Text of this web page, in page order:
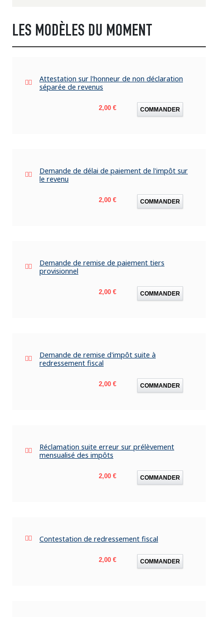
LES MODÈLES DU MOMENT
Attestation sur l'honneur de non déclaration
séparée de revenus
Prix
2,00 € COMMANDER
Demande de délai de paiement de l'impôt sur
le revenu
Prix
2,00 € COMMANDER
Demande de remise de paiement tiers
provisionnel
Prix
2,00 € COMMANDER
Demande de remise d'impôt suite à
redressement fiscal
Prix
2,00 € COMMANDER
Réclamation suite erreur sur prélèvement
mensualisé des impôts
Prix
2,00 € COMMANDER
Contestation de redressement fiscal
Prix
2,00 € COMMANDER